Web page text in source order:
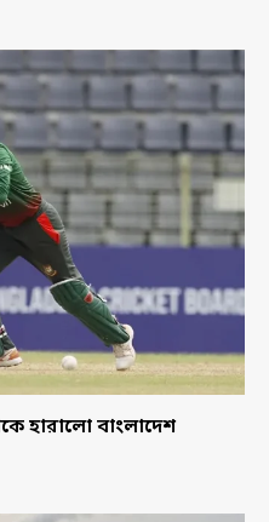
হারালো বাংলাদেশ